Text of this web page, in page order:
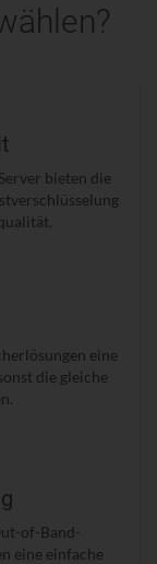
bieten die
eine
die gleiche
of-Band-
eine einfache